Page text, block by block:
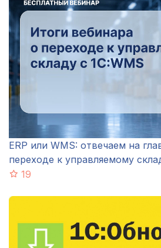
ERP или WMS: отвечаем на
переходе к управляемому
19